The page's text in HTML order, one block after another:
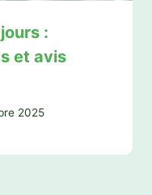
:
et avis
2025